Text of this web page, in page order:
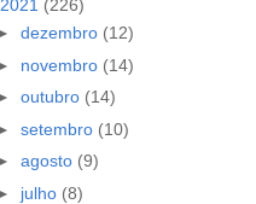
2021 (226)
dezembro (12)
novembro (14)
outubro (14)
setembro (10)
agosto (9)
julho (8)